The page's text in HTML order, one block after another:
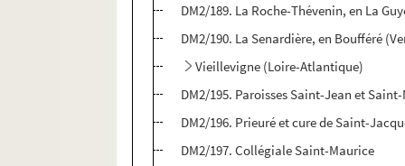
DM2/189. La Roche-Thévenin, en La
DM2/190. La Senardière, en Boufféré
Vieillevigne (Loire-Atlantique)
DM2/195. Paroisses Saint-Jean et
DM2/196. Prieuré et cure de Saint-
DM2/197. Collégiale Saint-Maurice